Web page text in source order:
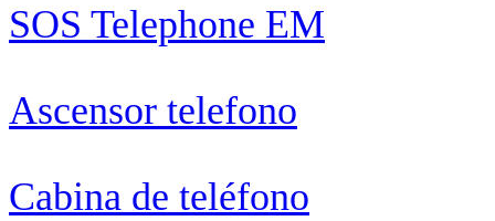
SOS Telephone EM
Ascensor telefono
Cabina de teléfono